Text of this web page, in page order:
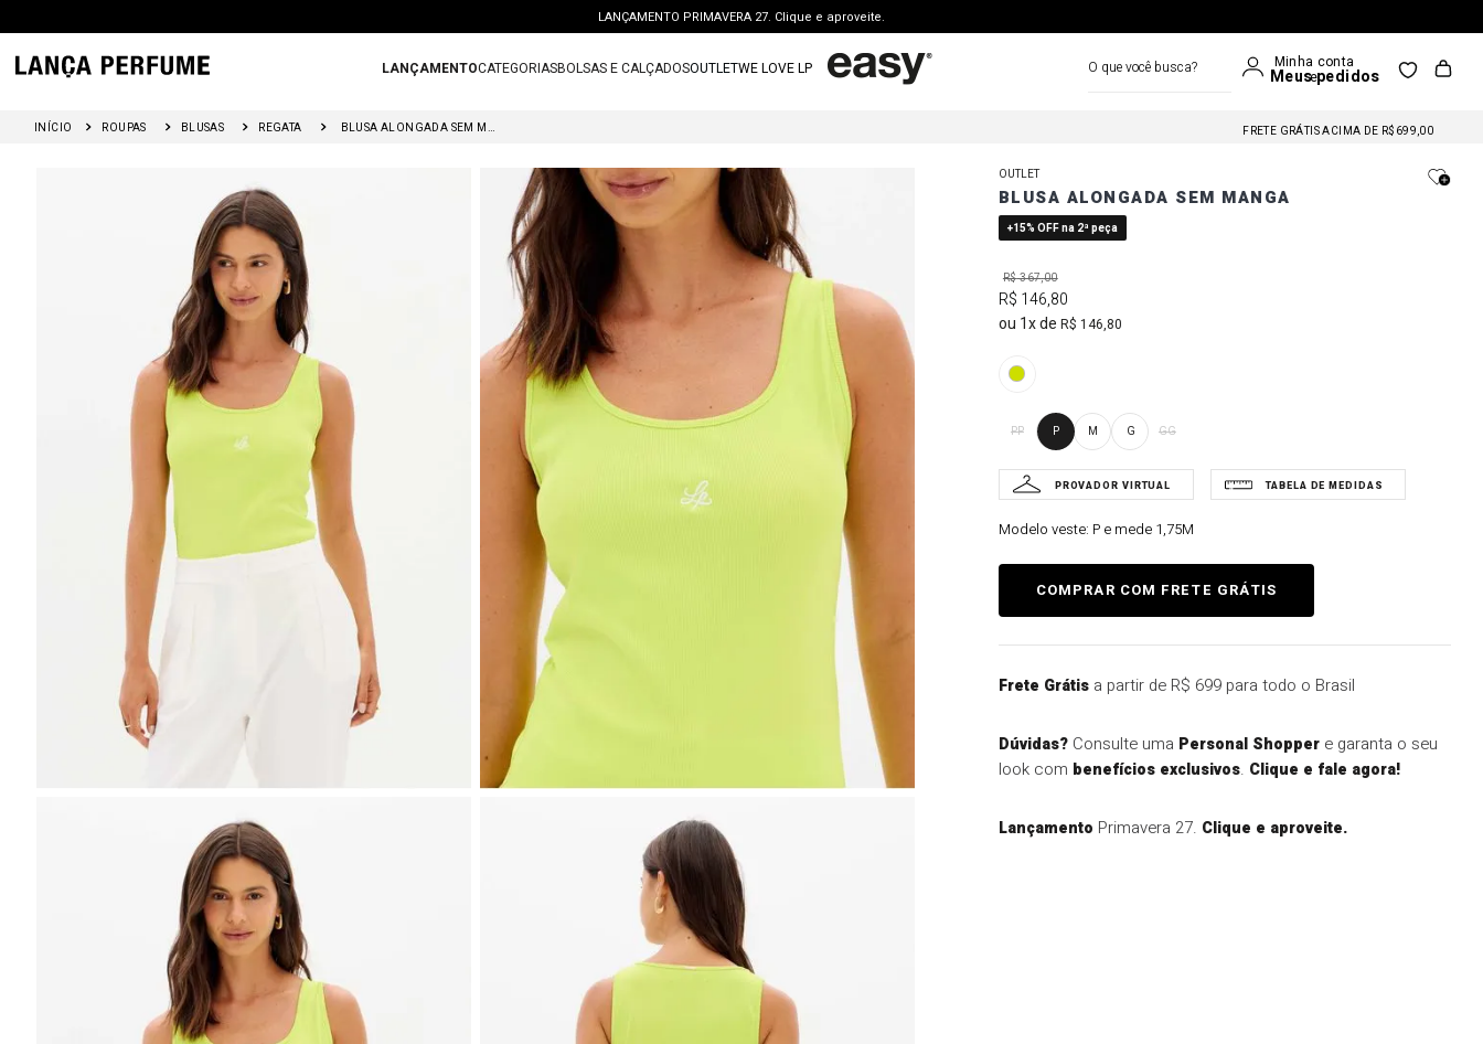
LANÇAMENTO PRIMAVERA 27. Clique e aproveite.
PERSONAL SHOPPER | garanta benefícios exclusivos. CONSULTAR >
FRETE GRÁTIS | a partir de R$ 699. APROVEITAR >
LANÇAMENTOCATEGORIASBOLSAS E CALÇADOSOUTLETWE LOVE LP
ROUPAS BLUSAS REGATA BLUSA ALONGADA SEM MANGA
FRETE GRÁTIS ACIMA DE R$699,00
FRETE GRÁTIS NAS COMPRAS A PARTIR DE R$699
FRETE GRÁTIS ACIMA DE R$699,00
OUTLET
BLUSA ALONGADA SEM MANGA
+15% OFF na 2ª peça
R$367,00
R$ 146,80
1
R$ 146,80
PP P M G GG
Modelo veste: P e mede 1,75M
Frete Grátisa partir de R$ 699 para todo o Brasil
Dúvidas?Consulte uma Personal Shoppere garanta o seu
look com benefícios exclusivos. Clique e fale agora!
Lançamento Primavera 27. Clique e aproveite.
2º
bolsa
3º
calca jeans
calca
6º
vestido curto
7º
8º